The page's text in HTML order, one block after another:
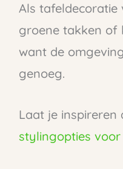
Als tafeldecoratie
groene takken of
want de
genoeg.
Laat je inspireren
stylingopties